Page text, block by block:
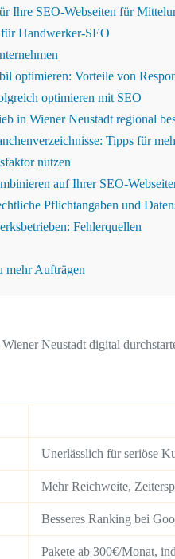
Ihre SEO-Webseiten für
Handwerker-SEO
optimieren: Vorteile von
optimieren mit SEO
in Wiener Neustadt regional
Tipps für
nutzen
auf Ihrer SEO-
Pflichtangaben und
Fehlerquellen
mehr Aufträgen
Neustadt digital
Unerlässlich für seriöse
Mehr Reichweite,
Besseres Ranking bei
Pakete ab 300€/Monat,